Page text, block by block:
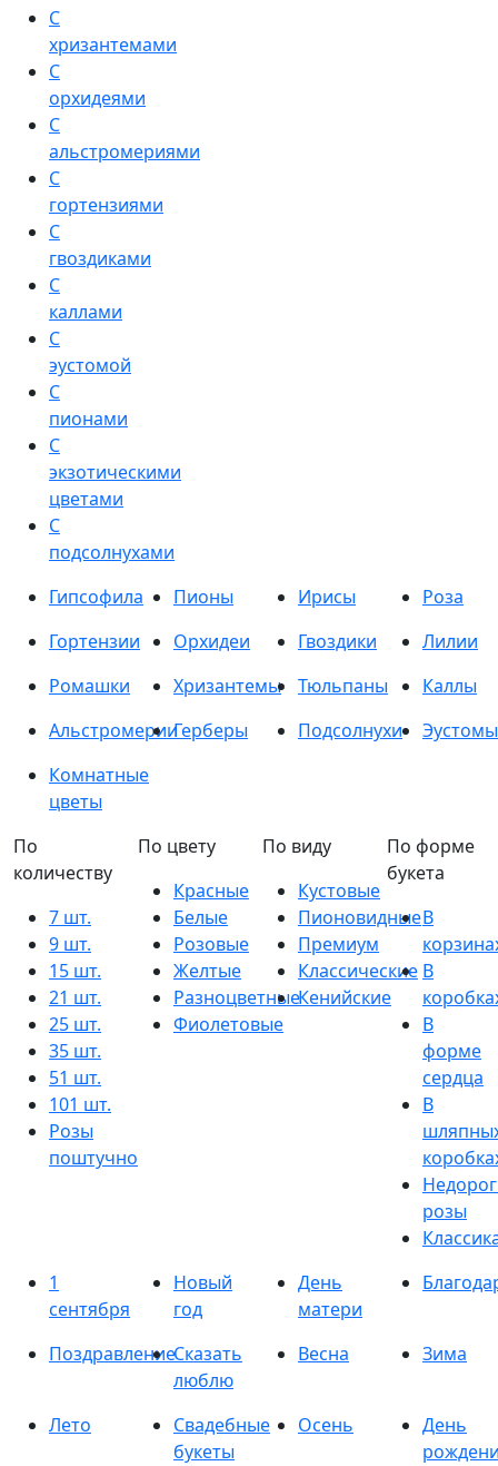
С
хризантемами
С
орхидеями
С
альстромериями
С
гортензиями
С
гвоздиками
С
каллами
С
эустомой
С
пионами
С
экзотическими
цветами
С
подсолнухами
Гипсофила
Пионы Ирисы
Роза
Гортензии
Орхидеи Гвоздики
Лилии
Ромашки
Хризантемы Тюльпаны
Каллы
АльстромерииГерберы Подсолнухи
Эустомы
Комнатные
цветы
По
количеству
7 шт.
9 шт.
15 шт.
21 шт.
25 шт.
35 шт.
51 шт.
101 шт.
Розы
поштучно
По цвету
Красные
Белые
Розовые
Желтые
Разноцветные
Фиолетовые
По виду
Кустовые
Пионовидные
Премиум
Классические
Кенийские
По форме
букета
В
В
В
форме
сердца
В
розы
1
сентября
Новый
год
День
матери
ПоздравлениеСказать
люблю
Весна Зима
Лето
Свадебные
букеты
Осень
День